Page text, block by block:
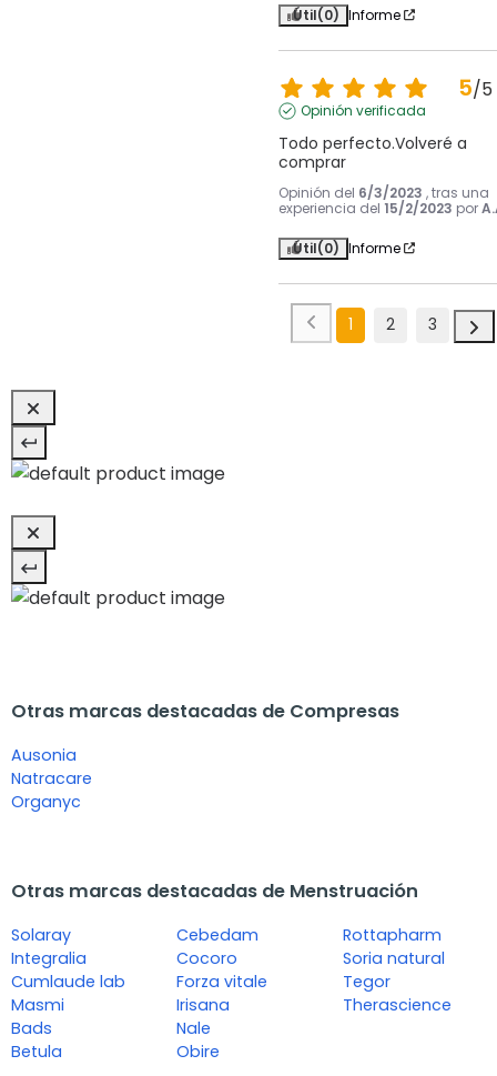
Útil(0) Informe
5/5
Opinión verificada
Todo perfecto.Volveré a
comprar
Opinión del 6/3/2023 , tras una
experiencia del 15/2/2023 por
Útil(0) Informe
1 2 3
Otras marcas destacadas de Compresas
Ausonia
Natracare
Organyc
Otras marcas destacadas de Menstruación
Solaray
Integralia
Cumlaude lab
Masmi
Bads
Betula
Cebedam
Cocoro
Forza vitale
Irisana
Nale
Obire
Rottapharm
Soria natural
Tegor
Therascience